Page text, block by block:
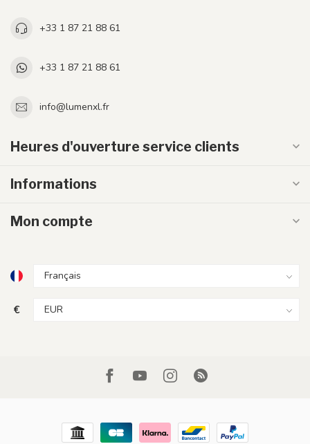
+33 1 87 21 88 61
+33 1 87 21 88 61
info@lumenxl.fr
Heures d'ouverture service clients
Informations
Mon compte
€